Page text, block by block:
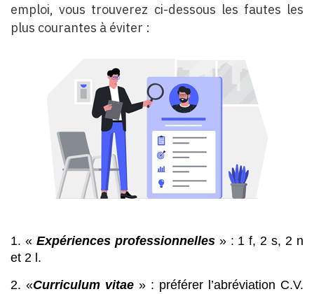
emploi, vous trouverez ci-dessous les fautes les
plus courantes à éviter :
1. « Expériences professionnelles » : 1 f, 2 s, 2 n
et 2 l.
2. «Curriculum vitae » : préférer l’abréviation C.V.